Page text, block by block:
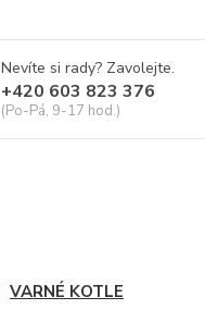
Nevíte si rady? Zavolejte.
+420 603 823 376
(Po-Pá, 9-17 hod.)
VARNÉ KOTLE